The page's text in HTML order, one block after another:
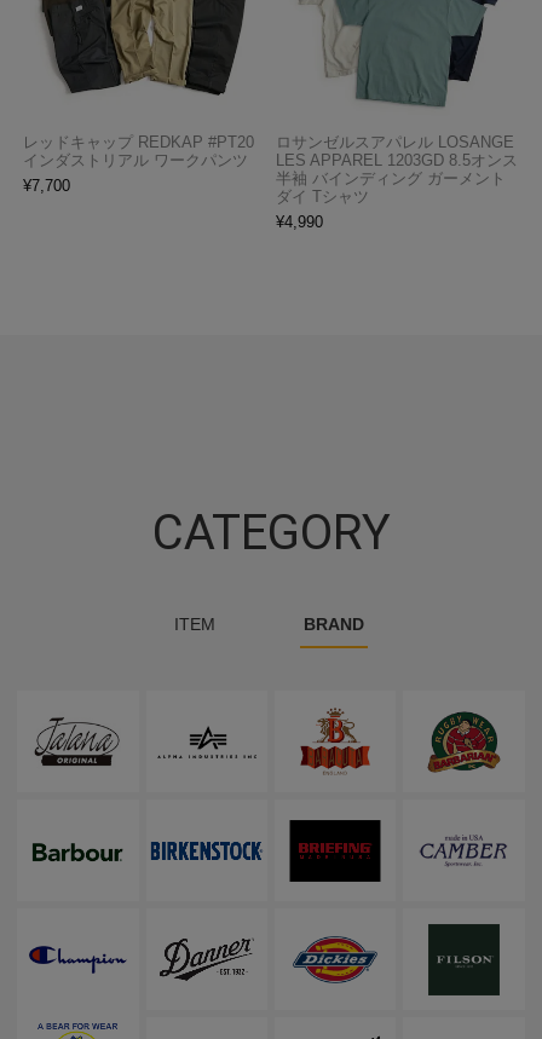
レッドキャップ REDKAP #PT20
インダストリアル ワークパンツ
¥7,700
ロサンゼルスアパレル LOSANGE
LES APPAREL 1203GD 8.5オンス
半袖 バインディング ガーメント
ダイ Tシャツ
¥4,990
CATEGORY
ITEM BRAND